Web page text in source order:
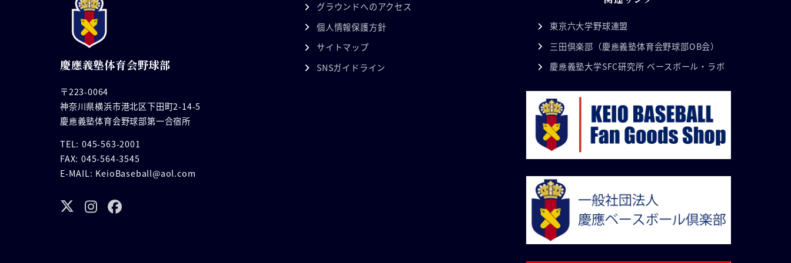
慶應義塾体育会野球部
〒223-0064
神奈川県横浜市港北区下田町2-14-5
慶應義塾体育会野球部第一合宿所
TEL: 045-563-2001
FAX: 045-564-3545
E-MAIL: KeioBaseball@aol.com
グラウンドへのアクセス
個人情報保護方針
サイトマップ
SNSガイドライン
東京六大学野球連盟
三田倶楽部（慶應義塾体育会野球部OB会）
慶應義塾大学SFC研究所 ベースボール・ラボ